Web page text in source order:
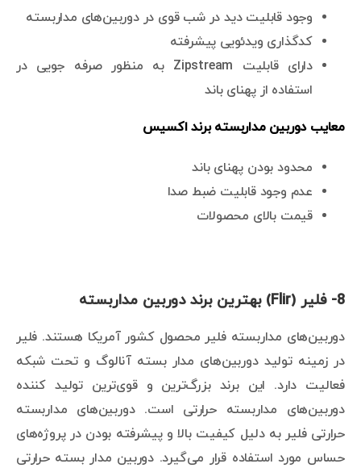
وجود قابلیت دید در شب قوی در دوربین‌های مداربسته
کدگذاری ویدئویی پیشرفته
دارای قابلیت Zipstream به منظور صرفه جویی در
استفاده از پهنای باند
معایب دوربین مداربسته برند اکسیس
محدود بودن پهنای باند
عدم وجود قابلیت ضبط صدا
قیمت بالای محصولات
8- فلیر (Flir) بهترین برند دوربین مداربسته
دوربین‌های مداربسته فلیر محصول کشور آمریکا هستند. فلیر
در زمینه تولید دوربین‌های مدار بسته آنالوگ و تحت شبکه
فعالیت دارد. این برند بزرگ‌ترین و قوی‌ترین تولید کننده
دوربین‌های مداربسته حرارتی است. دوربین‌های مداربسته
حرارتی فلیر به دلیل کیفیت بالا و پیشرفته بودن در پروژه‌های
حساس مورد استفاده قرار می‌گیرد. دوربین مدار بسته حرارتی